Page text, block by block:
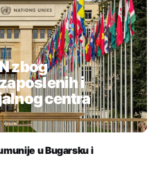
zbog
i
centra
u Bugarsku i